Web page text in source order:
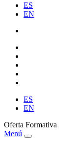
ES
EN
ES
EN
Oferta Formativa
Menú